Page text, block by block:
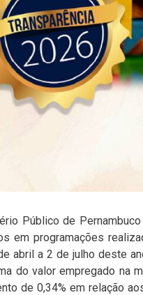
Público de
em programações
abril a 2 de julho deste
do valor empregado na
de 0,34% em relação